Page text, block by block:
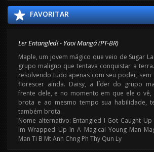
FAVORITAR
Ler Entangled! - Yaoi Mangá (PT-BR)
Maple, um jovem mágico que veio de Sugar
grupo maligno que tentava conquistar a
resolvendo tudo apenas com seu poder, sem
florescer ainda. Daisy, a líder do grupo
frente dele, e no momento em que ele o vê,
brota e ao mesmo tempo sua habilidade,
também brota.
Nome alternativo: Entangled I Got Caught Up
Im Wrapped Up In A Magical Young Man
Man Ti B Mt Anh Chng Ph Thy Qun Ly